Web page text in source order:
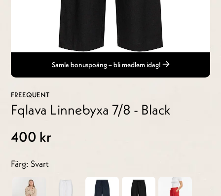
Samla bonuspoäng – bli medlem idag!
FREEQUENT
Fqlava Linnebyxa 7/8 - Black
400 kr
Färg: Svart